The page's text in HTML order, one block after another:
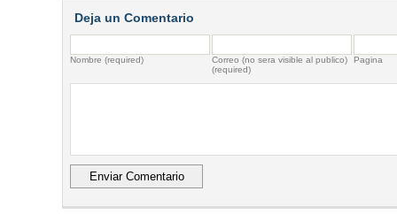
Deja un Comentario
Nombre (required)
Correo (no sera visible al publico)
(required)
Pagina